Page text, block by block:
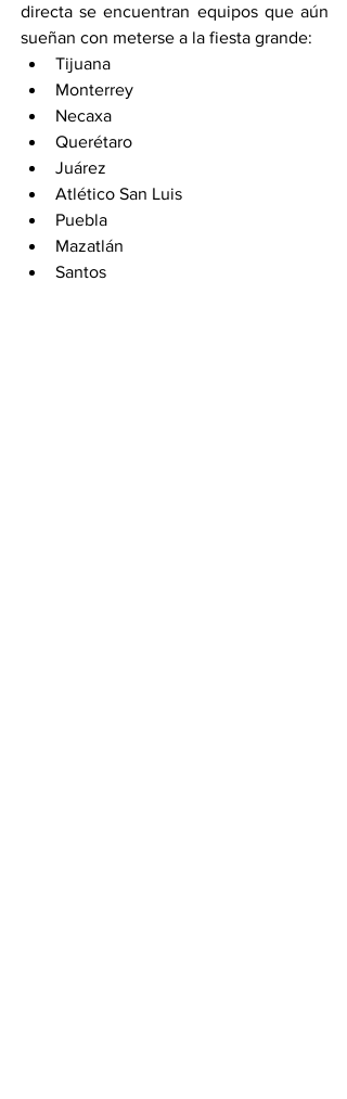
directa se encuentran equipos que aún
sueñan con meterse a la fiesta grande:
Tijuana
Monterrey
Necaxa
Querétaro
Juárez
Atlético San Luis
Puebla
Mazatlán
Santos